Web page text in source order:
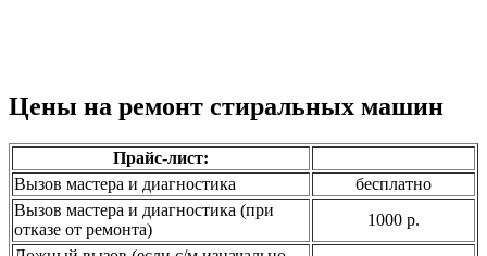
Цены на ремонт стиральных машин
Прайс-лист:
Вызов мастера и диагностика
бесплатно
Вызов мастера и диагностика (при
отказе от ремонта)
1000 р.